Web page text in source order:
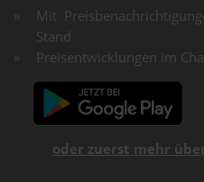
Mit
Stand
Preisentwicklungen im
oder zuerst mehr